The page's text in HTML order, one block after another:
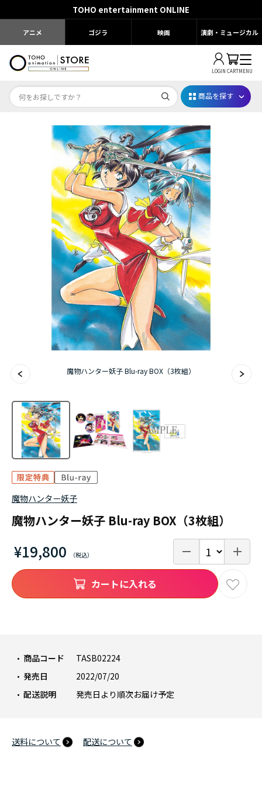
TOHO entertainment ONLINE
アニメ ゴジラ 映画 演劇・ミュージカル
LOGIN CARTMENU
Dr.STONE STONE FES.2026
映画ちいかわ
じゅじゅフェス 2026
薬屋のひとりごと 夏の園遊会2026
名探偵コナン
アニメ『僕のヒーローアカデミア』10周年
ハイキュー!!ジャージ＆ユニフォーム
『無職転生Ⅲ ～異世界行ったら本気だす～』
『ふつつかな悪女ではございますが ～雛宮蝶鼠と
商品を探す
魔物ハンター妖子 Blu-ray BOX（3枚組）
魔物ハンター妖子
魔物ハンター妖子 Blu-ray BOX（3枚組）
¥19,800
商品コード
TASB02224
発売日
2022/07/20
配送説明
発売日より順次お届け予定
送料について 配送について
カートに入れる